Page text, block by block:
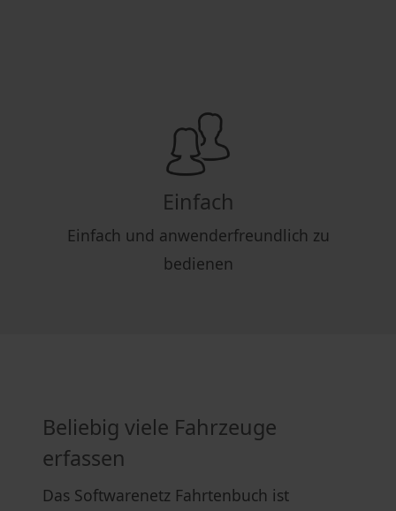
Einfach
Einfach und anwenderfreundlich zu
bedienen
Beliebig viele Fahrzeuge
erfassen
Das Softwarenetz Fahrtenbuch ist